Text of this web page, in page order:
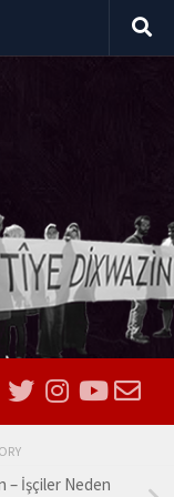
– İşçiler Neden